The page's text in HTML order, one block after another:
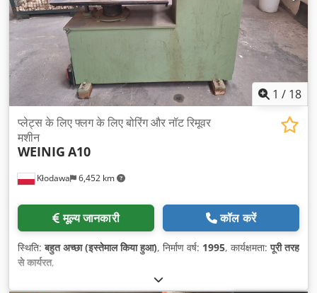
1 / 18
Kłodawa 6,452 km
प्लेट्स के लिए फ्लग के लिए बोरिंग और नॉट रिमूवर
मशीन
WEINIG A10
मूल्य जानकारी कॉल करें
स्थिति:बहुत अच्छा (इस्तेमाल किया हुआ), निर्माण वर्ष: 1995, कार्यक्षमता:पूरी तरह
से कार्यरत,